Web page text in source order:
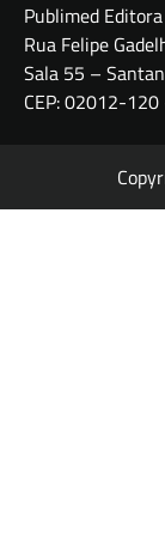
Publimed
Rua Felipe
Sala 55 –
CEP: 02012-